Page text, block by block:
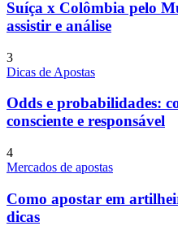
Suíça x Colômbia pelo
assistir e análise
3
Dicas de Apostas
Odds e probabilidades:
consciente e responsável
4
Mercados de apostas
Como apostar em
dicas